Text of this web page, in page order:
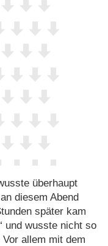
überhaupt
diesem Abend
später kam
und wusste nicht so
allem mit dem